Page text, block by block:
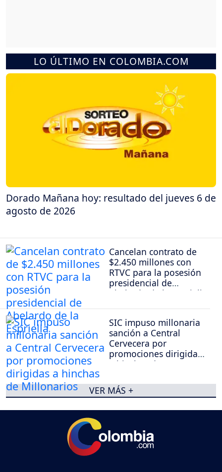
LO ÚLTIMO EN COLOMBIA.COM
Dorado Mañana hoy: resultado del jueves 6 de
agosto de 2026
Cancelan contrato de
$2.450 millones con
RTVC para la posesión
presidencial de
Abelardo de la Espriella
SIC impuso millonaria
sanción a Central
Cervecera por
promociones dirigidas
a hinchas de
VER MÁS +